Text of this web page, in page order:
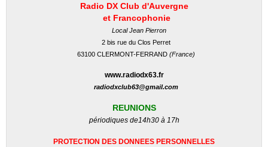
Radio DX Club d'Auvergne
et Francophonie
Local Jean Pierron
2 bis rue du Clos Perret
63100 CLERMONT-FERRAND (France)
www.radiodx63.fr
radiodxclub63@gmail.com
REUNIONS
périodiques de14h30 à 17h
PROTECTION DES DONNEES PERSONNELLES